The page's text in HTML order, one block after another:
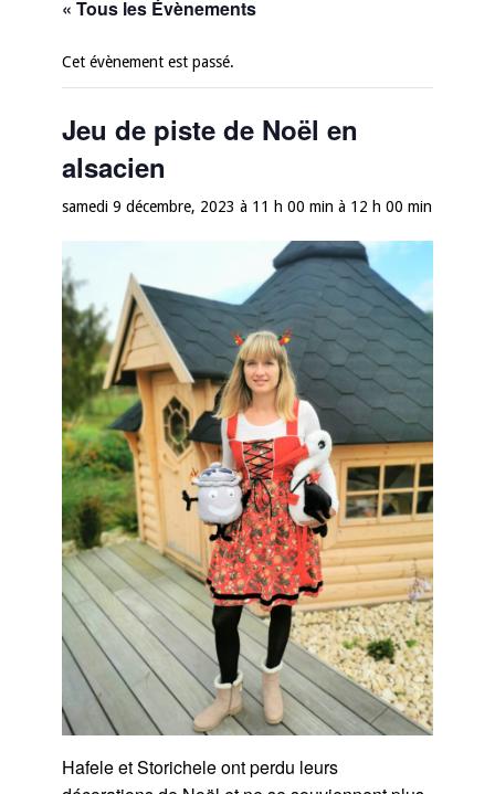
« Tous les Évènements
Cet évènement est passé.
Jeu de piste de Noël en
alsacien
samedi 9 décembre, 2023 à 11 h 00 min à 12 h 00 min
Hafele et Storichele ont perdu leurs